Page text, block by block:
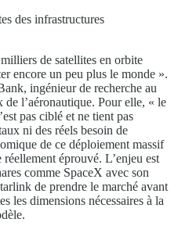
des infrastructures
de satellites en orbite
encore un peu plus le monde ».
ingénieur de recherche au
l’aéronautique. Pour elle, « le
pas ciblé et ne tient pas
ni des réels besoin de
de ce déploiement massif
éprouvé. L’enjeu est
comme SpaceX avec son
de prendre le marché avant
les dimensions nécessaires à la